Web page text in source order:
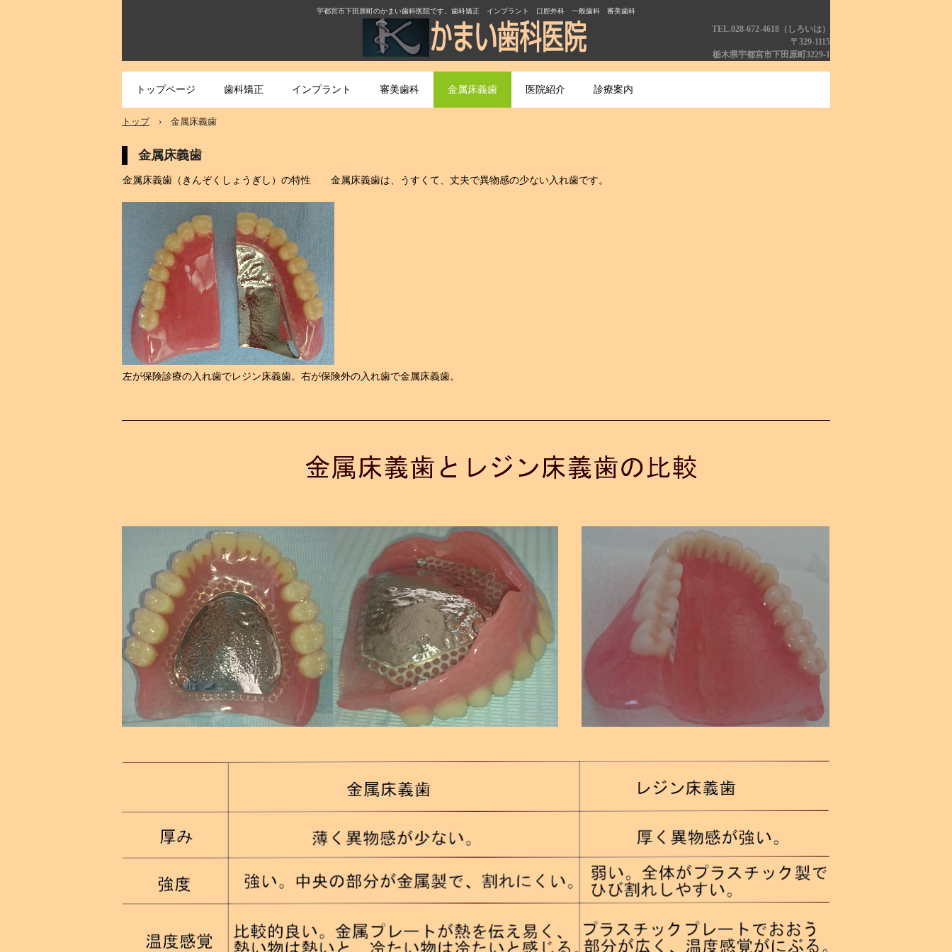
宇都宮市下田原町のかまい歯科医院です。歯科矯正 インプラント 口腔外科 一般歯科 審美歯科
TEL.028-672-4618（しろいは）
〒329-1115
栃木県宇都宮市下田原町3229-1
トップページ 歯科矯正 インプラント 審美歯科 金属床義歯 医院紹介 診療案内
トップ › 金属床義歯
金属床義歯
金属床義歯（きんぞくしょうぎし）の特性 金属床義歯は、うすくて、丈夫で異物感の少ない入れ歯です。
左が保険診療の入れ歯でレジン床義歯。右が保険外の入れ歯で金属床義歯。